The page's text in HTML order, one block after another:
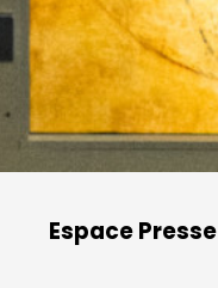
Espace Presse